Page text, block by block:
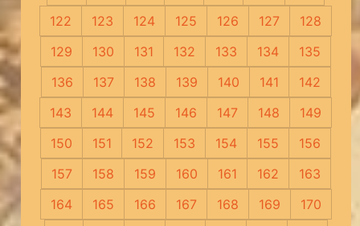
122
123 124 125 126 127
128
129
130 131 132 133 134
135
136
137 138 139 140 141
142
143
144 145 146 147 148
149
150
151 152 153 154 155
156
157
158 159 160 161 162
163
164
165 166 167 168 169
170